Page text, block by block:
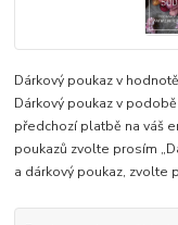
Dárkový poukaz v
Dárkový poukaz v
předchozí platbě na váš
poukazů zvolte prosím
a dárkový poukaz, zvolte